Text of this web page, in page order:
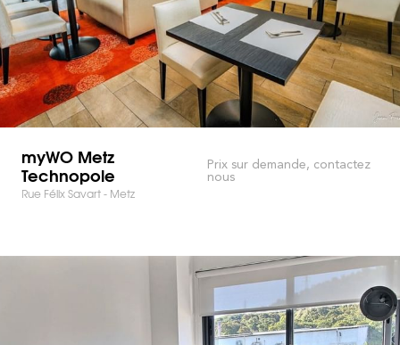
myWO Metz
Technopole
Rue Félix Savart - Metz
Prix sur demande, contactez
nous